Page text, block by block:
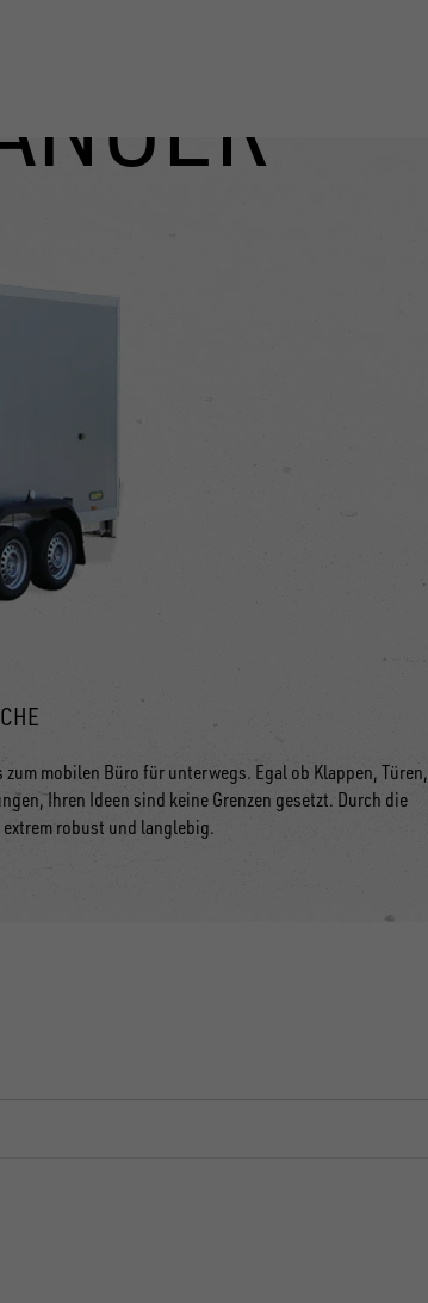
mobilen Büro für unterwegs. Egal ob Klappen, Türen,
Ihren Ideen sind keine Grenzen gesetzt. Durch die
robust und langlebig.